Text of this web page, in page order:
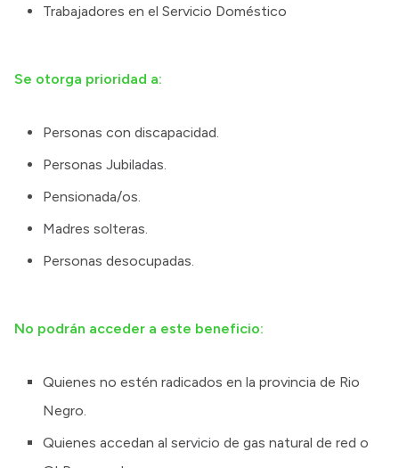
Trabajadores en el Servicio Doméstico
Se otorga prioridad a:
Personas con discapacidad.
Personas Jubiladas.
Pensionada/os.
Madres solteras.
Personas desocupadas.
No podrán acceder a este beneficio:
Quienes no estén radicados en la provincia de Rio
Negro.
Quienes accedan al servicio de gas natural de red o